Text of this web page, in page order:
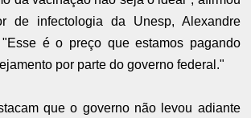
de infectologia da Unesp, Alexandre
"Esse é o preço que estamos pagando
por parte do governo federal."
que o governo não levou adiante